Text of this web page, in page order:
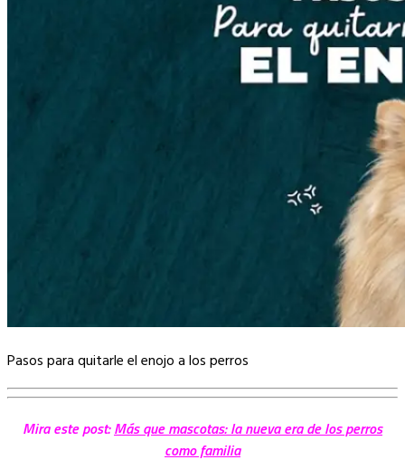
Pasos para quitarle el enojo a los perros
Mira este post:Más que mascotas: la nueva era de los perros
como familia